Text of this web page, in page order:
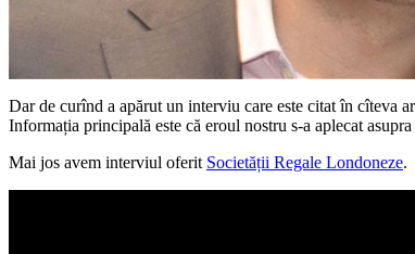
Dar de curînd a apărut un interviu care este citat în cîteva
Informația principală este că eroul nostru s-a aplecat
Mai jos avem interviul oferit Societății Regale Londoneze.